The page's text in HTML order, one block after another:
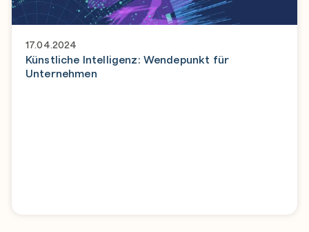
17.04.2024
Künstliche Intelligenz: Wendepunkt für
Unternehmen